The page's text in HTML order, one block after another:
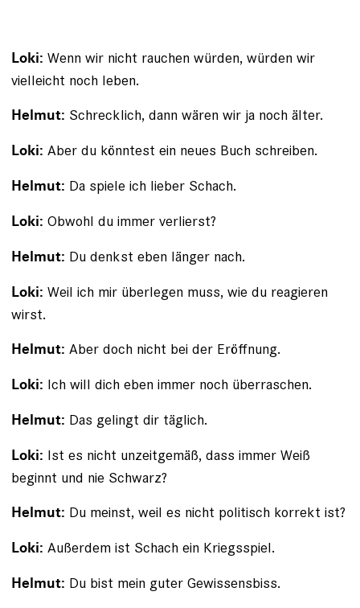
Loki: Wenn wir nicht rauchen würden, würden wir
vielleicht noch leben.
Helmut: Schrecklich, dann wären wir ja noch älter.
Loki: Aber du könntest ein neues Buch schreiben.
Helmut: Da spiele ich lieber Schach.
Loki: Obwohl du immer verlierst?
Helmut: Du denkst eben länger nach.
Loki: Weil ich mir überlegen muss, wie du reagieren
wirst.
Helmut: Aber doch nicht bei der Eröffnung.
Loki: Ich will dich eben immer noch überraschen.
Helmut: Das gelingt dir täglich.
Loki: Ist es nicht unzeitgemäß, dass immer Weiß
beginnt und nie Schwarz?
Helmut: Du meinst, weil es nicht politisch korrekt ist?
Loki: Außerdem ist Schach ein Kriegsspiel.
Helmut: Du bist mein guter Gewissensbiss.